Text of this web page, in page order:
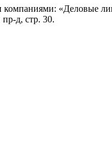
компаниями: «Деловые
д, стр. 30.